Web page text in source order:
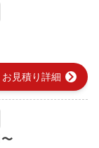
お見積り詳細 chevron_right
〜